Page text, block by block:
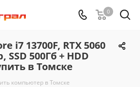
0
i7 13700F, RTX 5060
SSD 500Гб + HDD
в Томске
компьютер в Томске